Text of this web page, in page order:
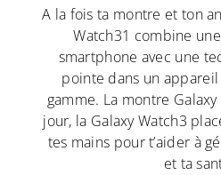
A la fois ta montre et ton
Watch31 combine
smartphone avec une
pointe dans un
gamme. La montre
jour, la Galaxy Watch3
tes mains pour t’aider à
et ta